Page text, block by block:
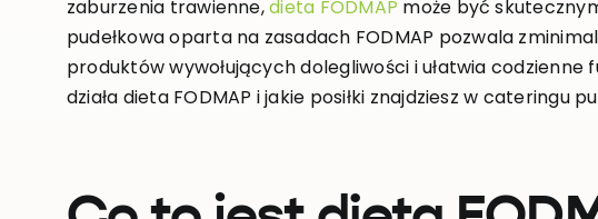
zaburzenia trawienne,dieta FODMAP może być
pudełkowa oparta na zasadach FODMAP pozwala
produktów wywołujących dolegliwości i ułatwia codzienne
działa dieta FODMAP i jakie posiłki znajdziesz w cateringu